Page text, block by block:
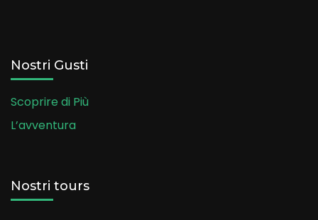
Nostri Gusti
Scoprire di Più
L’avventura
Nostri tours